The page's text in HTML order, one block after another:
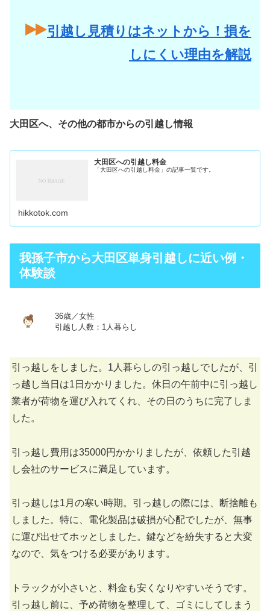
引越し見積りはネットから！損を
しにくい理由を解説
大田区へ、その他の都市からの引越し情報
大田区への引越し料金
「大田区への引越し料金」の記事一覧です。
hikkotok.com
我孫子市から大田区単身引越しに近い例・
体験談
36歳／女性
引越し人数：1人暮らし
引っ越しをしました。1人暮らしの引っ越しでしたが、引
っ越し当日は1日かかりました。休日の午前中に引っ越し
業者が荷物を運び入れてくれ、その日のうちに完了しま
した。
引っ越し費用は35000円かかりましたが、依頼した引越
し会社のサービスに満足しています。
引っ越しは1月の寒い時期。引っ越しの際には、断捨離も
しました。特に、電化製品は破損が心配でしたが、無事
に運び出せてホッとしました。鍵などを紛失すると大変
なので、気をつける必要があります。
トラックが小さいと、料金も安くなりやすいそうです。
引っ越し前に、予め荷物を整理して、ゴミにしてしまう